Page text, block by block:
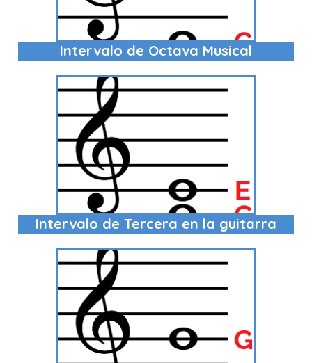
Intervalo de Octava Musical
Intervalo de Tercera en la guitarra